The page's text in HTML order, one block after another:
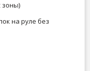
зоны)
на руле без